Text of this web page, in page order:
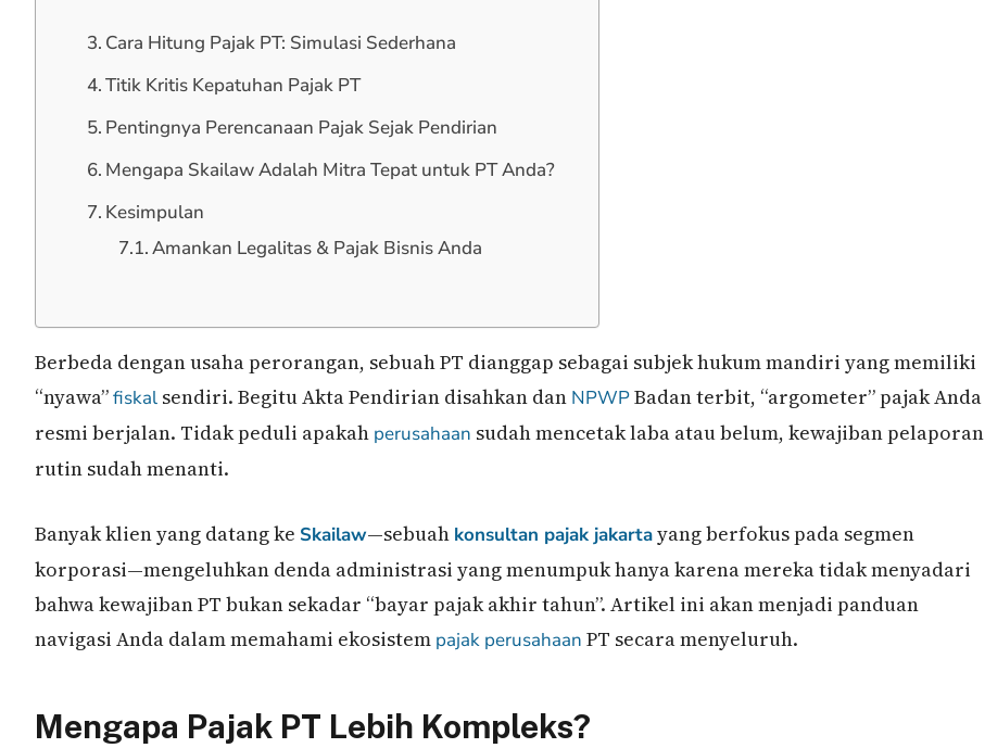
Cara Hitung Pajak PT: Simulasi Sederhana
Titik Kritis Kepatuhan Pajak PT
Pentingnya Perencanaan Pajak Sejak Pendirian
Mengapa Skailaw Adalah Mitra Tepat untuk PT Anda?
Kesimpulan
Amankan Legalitas & Pajak Bisnis Anda
Berbeda dengan usaha perorangan, sebuah PT dianggap sebagai subjek hukum mandiri yang memiliki
“nyawa”fiskal sendiri. Begitu Akta Pendirian disahkan dan NPWPBadan terbit, “argometer” pajak Anda
resmi berjalan. Tidak peduli apakah perusahaan sudah mencetak laba atau belum, kewajiban pelaporan
rutin sudah menanti.
Banyak klien yang datang ke Skailaw—sebuah konsultan pajak jakartayang berfokus pada segmen
korporasi—mengeluhkan denda administrasi yang menumpuk hanya karena mereka tidak menyadari
bahwa kewajiban PT bukan sekadar “bayar pajak akhir tahun”. Artikel ini akan menjadi panduan
navigasi Anda dalam memahami ekosistem pajak perusahaan PT secara menyeluruh.
Mengapa Pajak PT Lebih Kompleks?